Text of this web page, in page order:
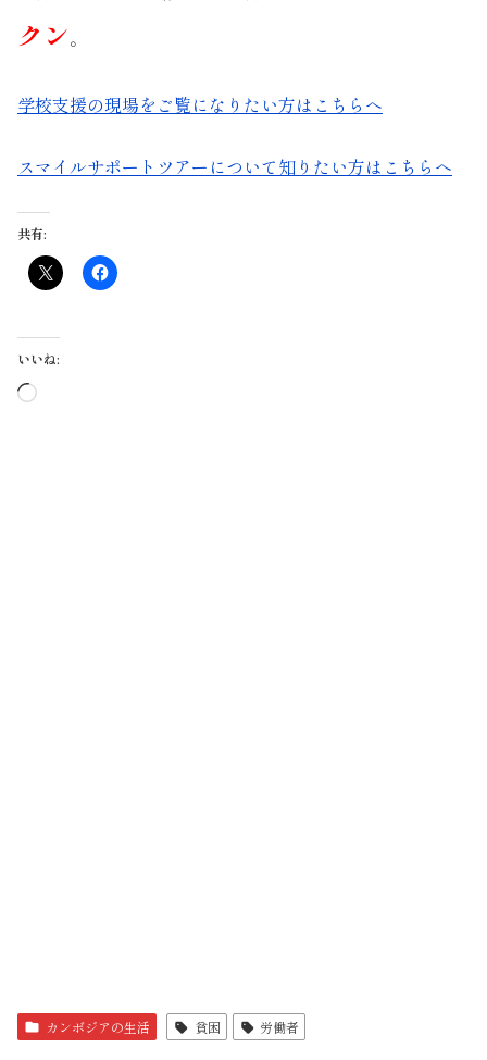
クン。
学校支援の現場をご覧になりたい方はこちらへ
スマイルサポートツアーについて知りたい方はこちらへ
共有:
いいね:
読
カンボジアの生活 貧困 労働者